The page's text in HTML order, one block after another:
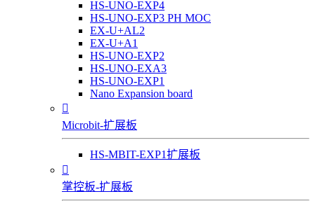
HS-UNO-EXP4
HS-UNO-EXP3 PH MOC
EX-U+AL2
EX-U+A1
HS-UNO-EXP2
HS-UNO-EXA3
HS-UNO-EXP1
Nano Expansion board

Microbit-扩展板
HS-MBIT-EXP1扩展板

掌控板-扩展板